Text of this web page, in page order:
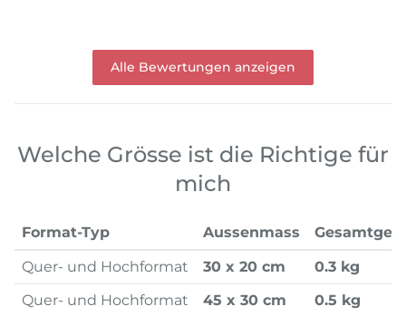
Alle Bewertungen anzeigen
Welche Grösse ist die Richtige für
mich
Format-Typ Aussenmass
Quer- und Hochformat
30 x 20 cm
0.3 kg
Quer- und Hochformat
45 x 30 cm
0.5 kg